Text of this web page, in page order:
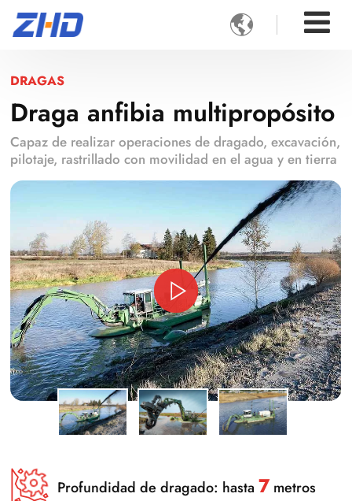

DRAGAS
Draga anfibia multipropósito
Capaz de realizar operaciones de dragado, excavación,
pilotaje, rastrillado con movilidad en el agua y en tierra
Profundidad de dragado: hasta7 metros